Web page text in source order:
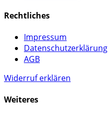
Rechtliches
Impressum
Datenschutzerklärung
AGB
Widerruf erklären
Weiteres